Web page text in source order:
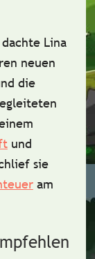
Lina
neuen
die
und
sie
am